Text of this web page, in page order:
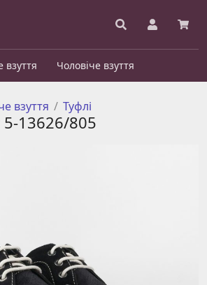
взуття Чоловіче взуття
взуття Туфлі
5-13626/805